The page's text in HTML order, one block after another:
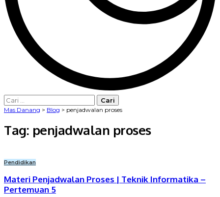
Cari
untuk:
Mas Danang > Blog > penjadwalan proses
Tag: penjadwalan proses
Pendidikan
Materi Penjadwalan Proses | Teknik Informatika –
Pertemuan 5